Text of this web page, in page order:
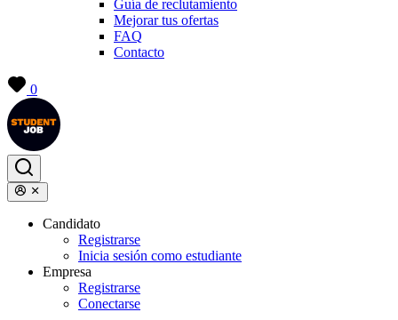
Guía de reclutamiento
Mejorar tus ofertas
FAQ
Contacto
0
Candidato
Registrarse
Inicia sesión como estudiante
Empresa
Registrarse
Conectarse